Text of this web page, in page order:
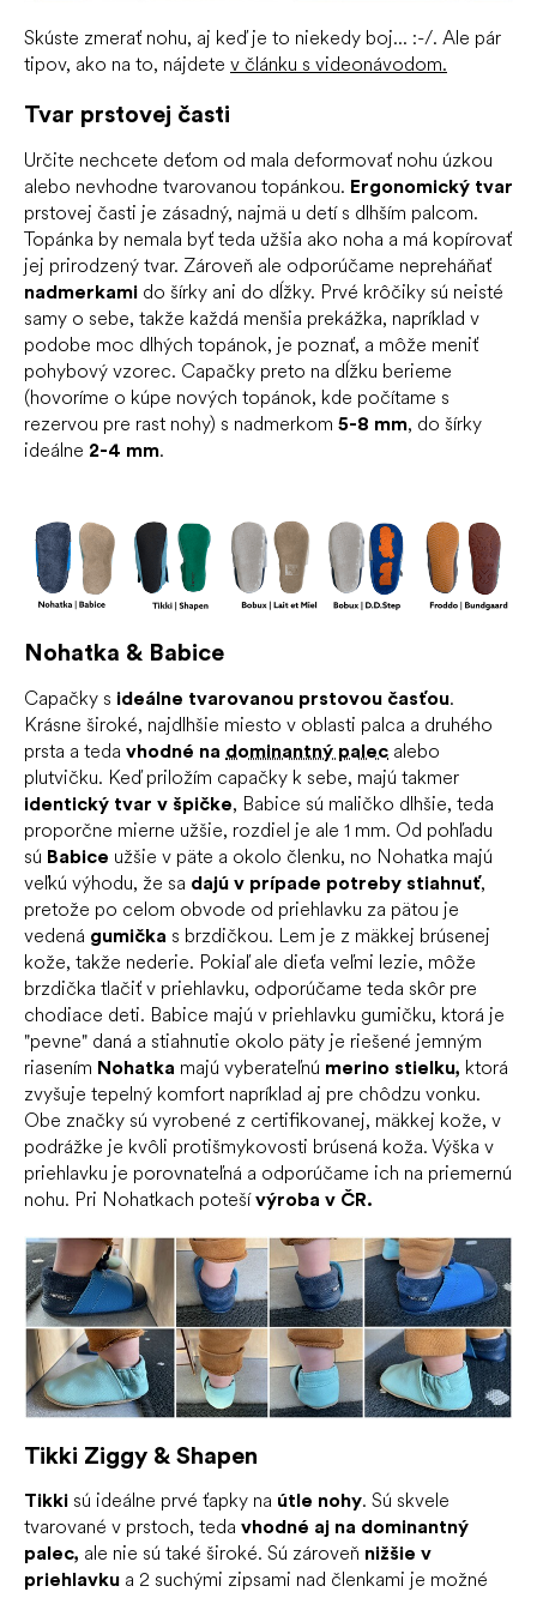
Skúste zmerať nohu, aj keď je to niekedy boj... :-/. Ale pár
tipov, ako na to, nájdete v článku s videonávodom.
Tvar prstovej časti
Určite nechcete deťom od mala deformovať nohu úzkou
alebo nevhodne tvarovanou topánkou. Ergonomický tvar
prstovej časti je zásadný, najmä u detí s dlhším palcom.
Topánka by nemala byť teda užšia ako noha a má kopírovať
jej prirodzený tvar. Zároveň ale odporúčame nepreháňať
nadmerkami do šírky ani do dĺžky. Prvé krôčiky sú neisté
samy o sebe, takže každá menšia prekážka, napríklad v
podobe moc dlhých topánok, je poznať, a môže meniť
pohybový vzorec. Capačky preto na dĺžku berieme
(hovoríme o kúpe nových topánok, kde počítame s
rezervou pre rast nohy) s nadmerkom 5-8 mm, do šírky
ideálne 2-4 mm.
Nohatka & Babice
Capačky s ideálne tvarovanou prstovou časťou.
Krásne široké, najdlhšie miesto v oblasti palca a druhého
prsta a teda vhodné na dominantný palec alebo
plutvičku. Keď priložím capačky k sebe, majú takmer
identický tvar v špičke, Babice sú maličko dlhšie, teda
proporčne mierne užšie, rozdiel je ale 1 mm. Od pohľadu
sú Babice užšie v päte a okolo členku, no Nohatka majú
veľkú výhodu, že sa dajú v prípade potreby stiahnuť,
pretože po celom obvode od priehlavku za pätou je
vedená gumička s brzdičkou. Lem je z mäkkej brúsenej
kože, takže nederie. Pokiaľ ale dieťa veľmi lezie, môže
brzdička tlačiť v priehlavku, odporúčame teda skôr pre
chodiace deti. Babice majú v priehlavku gumičku, ktorá je
"pevne" daná a stiahnutie okolo päty je riešené jemným
riasením Nohatka majú vyberateľnú merino stielku, ktorá
zvyšuje tepelný komfort napríklad aj pre chôdzu vonku.
Obe značky sú vyrobené z certifikovanej, mäkkej kože, v
podrážke je kvôli protišmykovosti brúsená koža. Výška v
priehlavku je porovnateľná a odporúčame ich na priemernú
nohu. Pri Nohatkach potešívýroba v ČR.
Tikki Ziggy & Shapen
Tikki sú ideálne prvé ťapky na útle nohy. Sú skvele
tvarované v prstoch, teda vhodné aj na dominantný
palec, ale nie sú také široké. Sú zároveň nižšie v
priehlavku a 2 suchými zipsami nad členkami je možné